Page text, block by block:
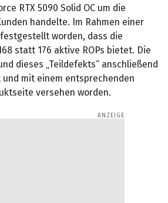
RTX 5090 Solid OC um die
handelte. Im Rahmen einer
worden, dass die
statt 176 aktive ROPs bietet. Die
dieses „Teildefekts“ anschließend
mit einem entsprechenden
versehen worden.